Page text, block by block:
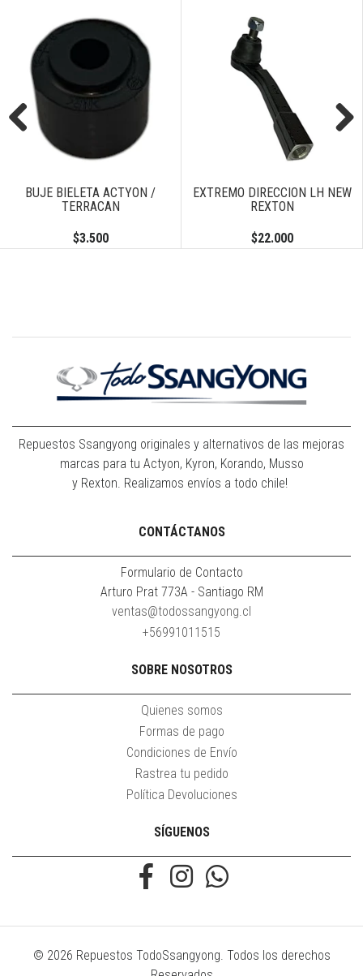
BUJE BIELETA ACTYON /
TERRACAN
$3.500
EXTREMO DIRECCION LH NEW
REXTON
$22.000
Repuestos Ssangyong originales y alternativos de las mejoras
marcas para tu Actyon, Kyron, Korando, Musso
y Rexton. Realizamos envíos a todo chile!
CONTÁCTANOS
Formulario de Contacto
Arturo Prat 773A - Santiago RM
ventas@todossangyong.cl
+56991011515
SOBRE NOSOTROS
Quienes somos
Formas de pago
Condiciones de Envío
Rastrea tu pedido
Política Devoluciones
SÍGUENOS
© 2026 Repuestos TodoSsangyong. Todos los derechos